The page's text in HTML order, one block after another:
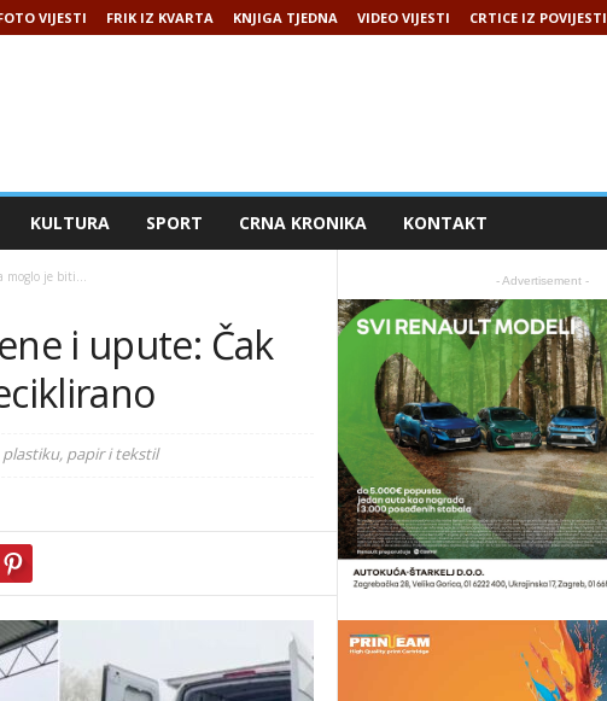
VIJESTI FRIK IZ KVARTA KNJIGA TJEDNA VIDEO VIJESTI CRTICE IZ POVIJESTI
KULTURA SPORT CRNA KRONIKA KONTAKT
moglo je biti...
i upute: Čak
papir i tekstil
- Advertisement -